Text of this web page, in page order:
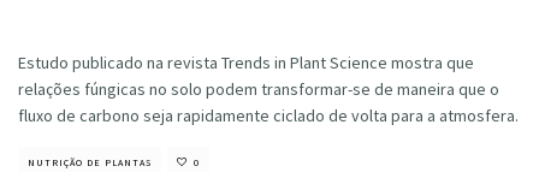
Estudo publicado na revista Trends in Plant Science mostra que
relações fúngicas no solo podem transformar-se de maneira que o
fluxo de carbono seja rapidamente ciclado de volta para a atmosfera.
NUTRIÇÃO DE PLANTAS 0